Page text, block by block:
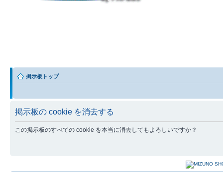
掲示板トップ
掲示板の cookie を消去する
この掲示板のすべての cookie を本当に消去してもよろしいですか？